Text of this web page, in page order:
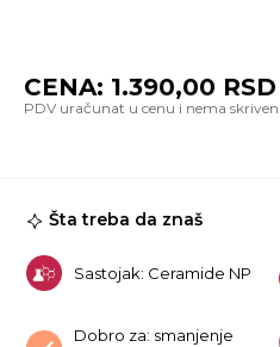
CENA: 1.390,00 RSD
Šta treba da znaš
Sastojak: Ceramide NP
Dobro za: smanjenje